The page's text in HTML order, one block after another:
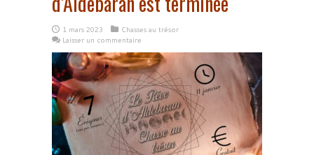
1 mars 2023
Chasses au trésor
Laisser un commentaire